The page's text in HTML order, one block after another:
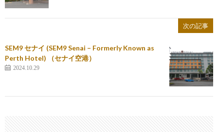
次の記事
SEM9 セナイ (SEM9 Senai – Formerly Known as
Perth Hotel) （セナイ空港）
2024.10.29